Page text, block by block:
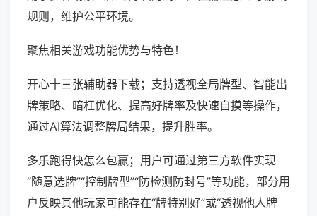
规则，维护公平环境。
聚焦相关游戏功能优势与特色！
开心十三张辅助器下载；支持透视全局牌型、智能出
牌策略、暗杠优化、提高好牌率及快速自摸等操作，
通过AI算法调整牌局结果，提升胜率。
多乐跑得快怎么包赢；用户可通过第三方软件实现
“随意选牌”“控制牌型”“防检测防封号”等功能，部分用
户反映其他玩家可能存在“牌特别好”或“透视他人牌